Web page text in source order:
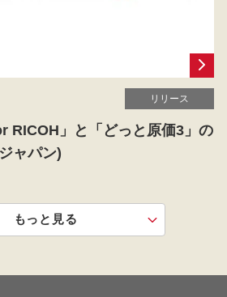
RICOH」と「どっと原価3」の
ャパン)
リリース
もっと見る